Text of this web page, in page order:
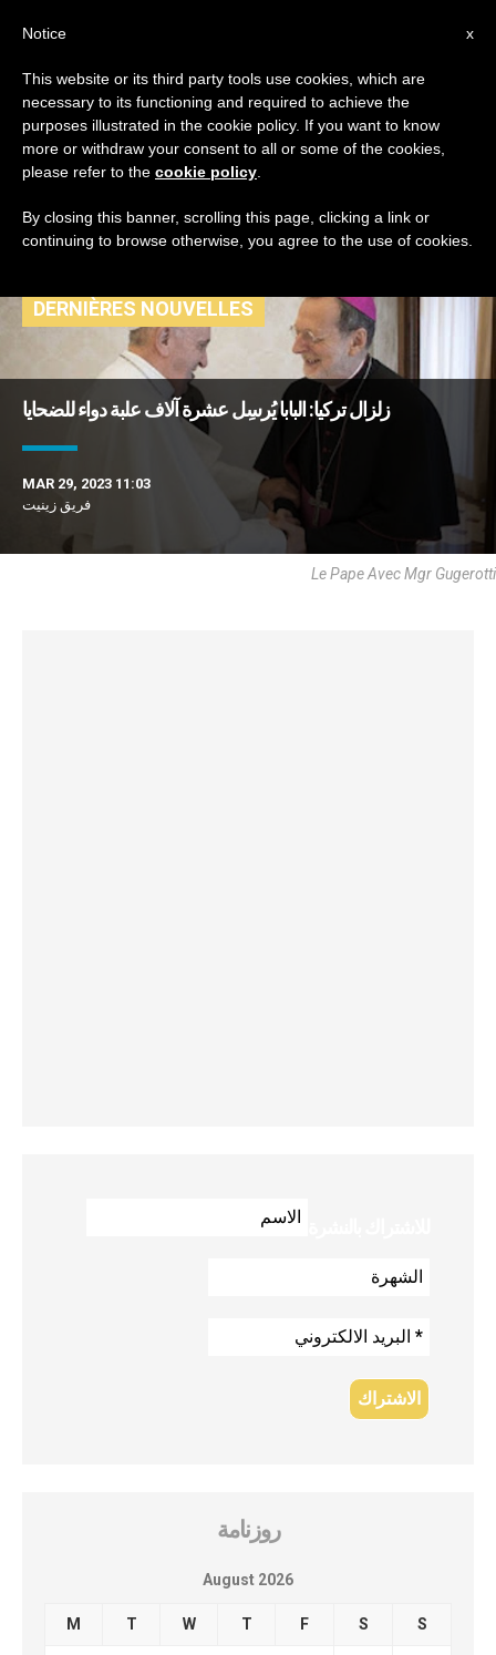
TAG
Posts Tagged ‘دائرة
الأعمال الخيريّة’
DERNIÈRES NOUVELLES
زلزال تركيا: البابا يُرسِل عشرة آلاف علبة دواء للضحايا
MAR 29, 2023 11:03
فريق زينيت
Le Pape Avec Mgr Gugerotti
روزنامة
August 2026
M T W T F S S
x
Notice
This website or its third party tools use cookies, which are
necessary to its functioning and required to achieve the
purposes illustrated in the cookie policy. If you want to know
more or withdraw your consent to all or some of the cookies,
please refer to the cookie policy
By closing this banner, scrolling this page, clicking a link or
continuing to browse otherwise, you agree to the use of cookies.